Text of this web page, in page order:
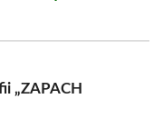
„ZAPACH